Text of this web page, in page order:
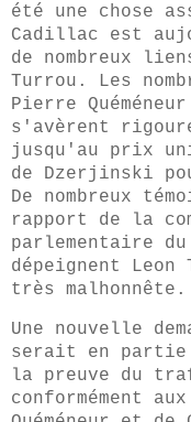
été une chose
Cadillac est
de nombreux
Turrou. Les
Pierre
s'avèrent
jusqu'au prix
de Dzerjinski
De nombreux
rapport de la
parlementaire
dépeignent Leon
très
Une nouvelle
serait en partie
la preuve du
conformément